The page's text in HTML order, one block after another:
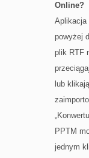
Online?
Aplikacja
powyżej
plik RTF
lub
PPTM
jednym